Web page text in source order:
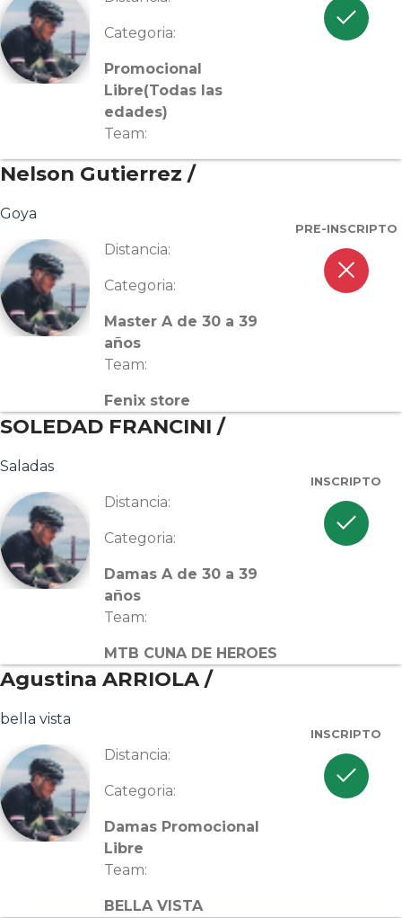
Categoria:
Promocional
Libre(Todas las
edades)
Team:
check
Nelson Gutierrez /
Goya
Distancia:
Categoria:
Master A de 30 a 39
años
Team:
Fenix store
PRE-INSCRIPTO
close
SOLEDAD FRANCINI /
Saladas
Distancia:
Categoria:
Damas A de 30 a 39
años
Team:
MTB CUNA DE HEROES
INSCRIPTO
check
Agustina ARRIOLA /
bella vista
Distancia:
Categoria:
Damas Promocional
Libre
Team:
BELLA VISTA
INSCRIPTO
check